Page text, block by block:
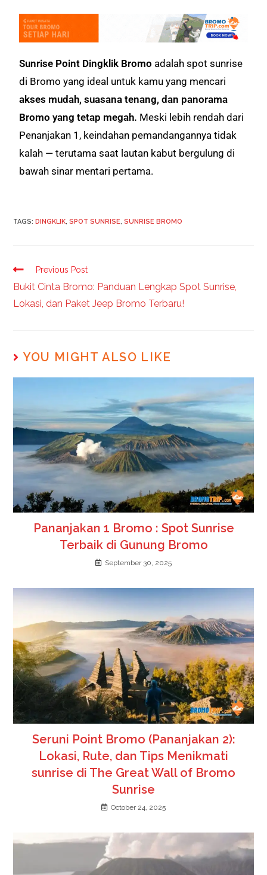
Sunrise Point Dingklik Bromo adalah spot sunrise
di Bromo yang ideal untuk kamu yang mencari
akses mudah, suasana tenang, dan panorama
Bromo yang tetap megah. Meski lebih rendah dari
Penanjakan 1, keindahan pemandangannya tidak
kalah — terutama saat lautan kabut bergulung di
bawah sinar mentari pertama.
TAGS:DINGKLIK, SPOT SUNRISE, SUNRISE BROMO
Previous Post
Bukit Cinta Bromo: Panduan Lengkap Spot Sunrise,
Lokasi, dan Paket Jeep Bromo Terbaru!
YOU MIGHT ALSO LIKE
Pananjakan 1 Bromo : Spot Sunrise
Terbaik di Gunung Bromo
September 30, 2025
Seruni Point Bromo (Pananjakan 2):
Lokasi, Rute, dan Tips Menikmati
sunrise di The Great Wall of Bromo
Sunrise
October 24, 2025